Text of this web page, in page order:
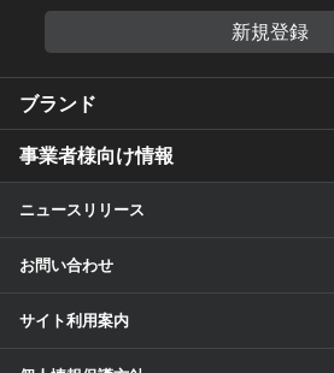
新規登録
ブランド
事業者様向け情報
ニュースリリース
お問い合わせ
サイト利用案内